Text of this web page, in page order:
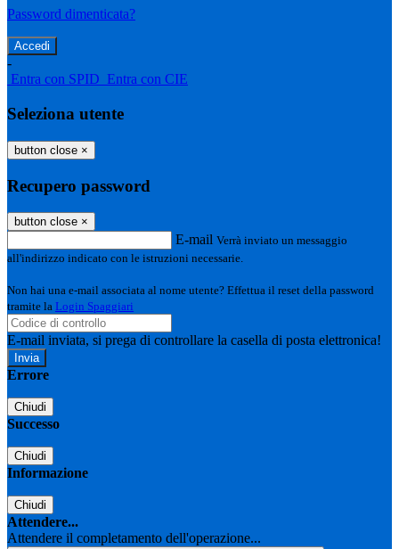
Password dimenticata?
-
Entra con SPID Entra con CIE
Seleziona utente
button close ×
Recupero password
button close ×
E-mail Verrà inviato un messaggio
all'indirizzo indicato con le istruzioni necessarie.
Non hai una e-mail associata al nome utente? Effettua il reset della password
tramite la Login Spaggiari
E-mail inviata, si prega di controllare la casella di posta elettronica!
Errore
Chiudi
Successo
Chiudi
Informazione
Chiudi
Attendere...
Attendere il completamento dell'operazione...